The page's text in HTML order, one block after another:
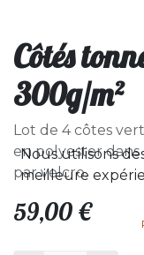
Côtés
300g/m²
Lot de 4 côtes
en polyester dans
par velcro.
59,00 €
Nous utilisons
meilleure